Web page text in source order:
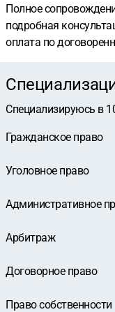
Полное
подробная
оплата по
Специализируюсь в
Гражданское право
Уголовное право
Административное
Арбитраж
Договорное право
Право собственности